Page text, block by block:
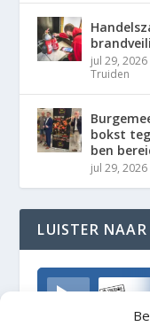
jul 29, 2026
Truiden
bokst
ben
jul 29, 2026
LUISTER